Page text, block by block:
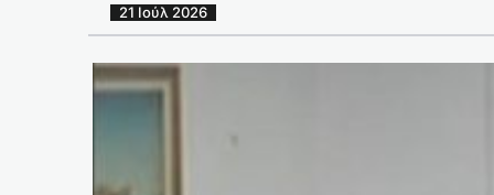
21 Ιούλ 2026